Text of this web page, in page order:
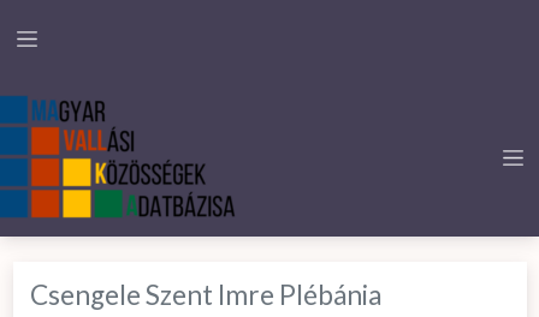
Csengele Szent Imre Plébánia